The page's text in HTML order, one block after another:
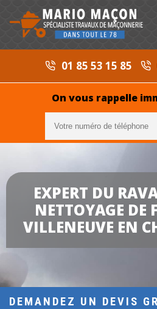
01 85 53 15 85
On vous rappelle
EXPERT DU
NETTOYAGE DE
VILLENEUVE EN
DEMANDEZ UN DEVIS